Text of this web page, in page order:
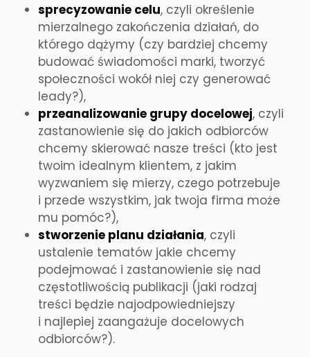
sprecyzowanie celu, czyli określenie
mierzalnego zakończenia działań, do
którego dążymy (czy bardziej chcemy
budować świadomości marki, tworzyć
społeczności wokół niej czy generować
leady?),
przeanalizowanie grupy docelowej, czyli
zastanowienie się do jakich odbiorców
chcemy skierować nasze treści (kto jest
twoim idealnym klientem, z jakim
wyzwaniem się mierzy, czego potrzebuje
i przede wszystkim, jak twoja firma może
mu pomóc?),
stworzenie planu działania, czyli
ustalenie tematów jakie chcemy
podejmować i zastanowienie się nad
częstotliwością publikacji (jaki rodzaj
treści będzie najodpowiedniejszy
i najlepiej zaangażuje docelowych
odbiorców?).